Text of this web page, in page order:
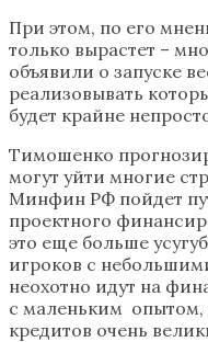
При этом, по его
только вырастет –
объявили о запуске
реализовывать
будет крайне
Тимошенко
могут уйти многие
Минфин РФ пойдет
проектного
это еще больше
игроков с
неохотно идут на
с маленьким опытом,
кредитов очень